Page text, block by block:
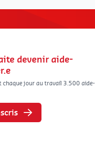
devenir aide-
chaque jour au travail 3.500 aide-